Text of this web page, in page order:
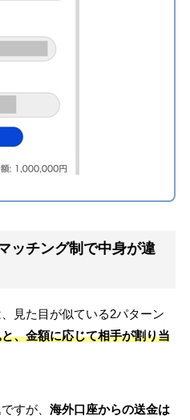
ッチング制で中身が違
見た目が似ている2パターン
、金額に応じて相手が割り当
すが、 海外口座からの送金は